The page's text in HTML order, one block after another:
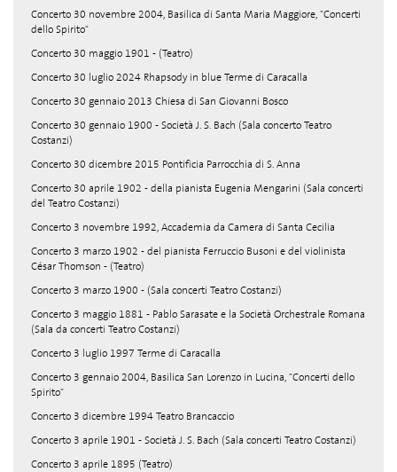
Concerto 30 novembre 2004, Basilica di Santa Maria Maggiore, "Concerti
dello Spirito"
Concerto 30 maggio 1901 - (Teatro)
Concerto 30 luglio 2024 Rhapsody in blue Terme di Caracalla
Concerto 30 gennaio 2013 Chiesa di San Giovanni Bosco
Concerto 30 gennaio 1900 - Società J. S. Bach (Sala concerto Teatro
Costanzi)
Concerto 30 dicembre 2015 Pontificia Parrocchia di S. Anna
Concerto 30 aprile 1902 - della pianista Eugenia Mengarini (Sala concerti
del Teatro Costanzi)
Concerto 3 novembre 1992, Accademia da Camera di Santa Cecilia
Concerto 3 marzo 1902 - del pianista Ferruccio Busoni e del violinista
César Thomson - (Teatro)
Concerto 3 marzo 1900 - (Sala concerti Teatro Costanzi)
Concerto 3 maggio 1881 - Pablo Sarasate e la Società Orchestrale Romana
(Sala da concerti Teatro Costanzi)
Concerto 3 luglio 1997 Terme di Caracalla
Concerto 3 gennaio 2004, Basilica San Lorenzo in Lucina, "Concerti dello
Spirito"
Concerto 3 dicembre 1994 Teatro Brancaccio
Concerto 3 aprile 1901 - Società J. S. Bach (Sala concerti Teatro Costanzi)
Concerto 3 aprile 1895 (Teatro)